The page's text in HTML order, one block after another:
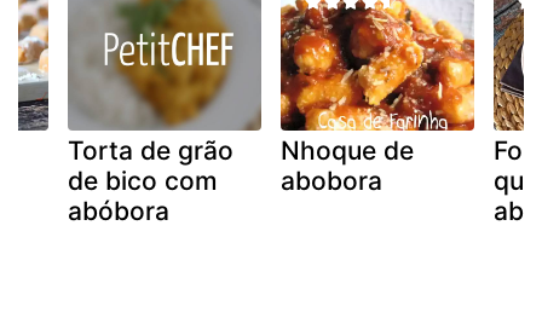
Torta de grão
de bico com
abóbora
Nhoque de
abobora